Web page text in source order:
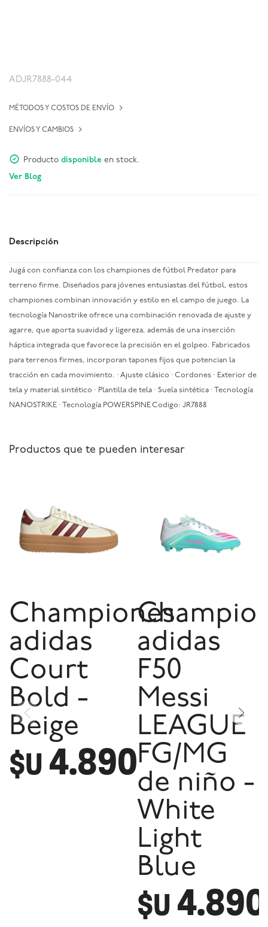
ADJR7888-044
MÉTODOS Y COSTOS DE ENVÍO
ENVÍOS Y CAMBIOS
Producto disponible en stock.
Ver Blog
Descripción
Jugá con confianza con los championes de fútbol Predator para
terreno firme. Diseñados para jóvenes entusiastas del fútbol, estos
championes combinan innovación y estilo en el campo de juego. La
tecnología Nanostrike ofrece una combinación renovada de ajuste y
agarre, que aporta suavidad y ligereza, además de una inserción
háptica integrada que favorece la precisión en el golpeo. Fabricados
para terrenos firmes, incorporan tapones fijos que potencian la
tracción en cada movimiento. · Ajuste clásico · Cordones · Exterior de
tela y material sintético · Plantilla de tela · Suela sintética · Tecnología
NANOSTRIKE · Tecnología POWERSPINE Codigo: JR7888
Productos que te pueden interesar
Championes
adidas
Court
Bold -
Beige
$U 4.890
adidas
F50
Messi
LEAGUE
FG/MG
de niño -
White
Light
Blue
$U 4.890